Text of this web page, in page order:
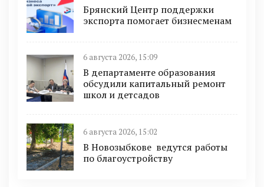
Брянский Центр поддержки
экспорта помогает бизнесменам
6 августа 2026, 15:09
В департаменте образования
обсудили капитальный ремонт
школ и детсадов
6 августа 2026, 15:02
В Новозыбкове ведутся работы
по благоустройству